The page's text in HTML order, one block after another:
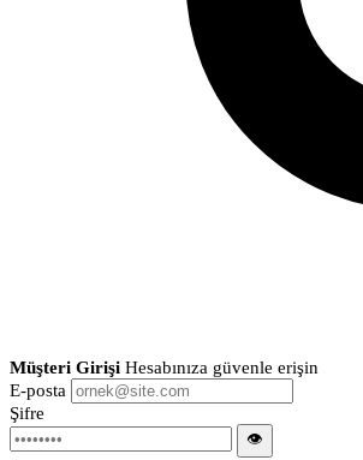
Müşteri Girişi Hesabınıza güvenle erişin
E-posta
Şifre
👁